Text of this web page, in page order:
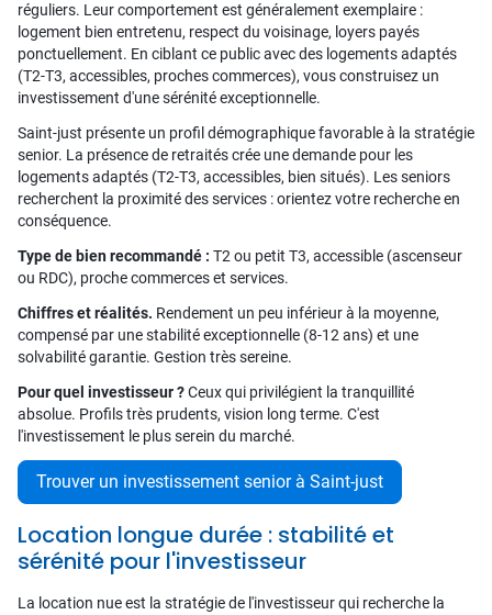
réguliers. Leur comportement est généralement exemplaire :
logement bien entretenu, respect du voisinage, loyers payés
ponctuellement. En ciblant ce public avec des logements adaptés
(T2-T3, accessibles, proches commerces), vous construisez un
investissement d'une sérénité exceptionnelle.
Saint-just présente un profil démographique favorable à la stratégie
senior. La présence de retraités crée une demande pour les
logements adaptés (T2-T3, accessibles, bien situés). Les seniors
recherchent la proximité des services : orientez votre recherche en
conséquence.
Type de bien recommandé : T2 ou petit T3, accessible (ascenseur
ou RDC), proche commerces et services.
Chiffres et réalités. Rendement un peu inférieur à la moyenne,
compensé par une stabilité exceptionnelle (8-12 ans) et une
solvabilité garantie. Gestion très sereine.
Pour quel investisseur ?Ceux qui privilégient la tranquillité
absolue. Profils très prudents, vision long terme. C'est
l'investissement le plus serein du marché.
Trouver un investissement senior à Saint-just
Location longue durée : stabilité et
sérénité pour l'investisseur
La location nue est la stratégie de l'investisseur qui recherche la